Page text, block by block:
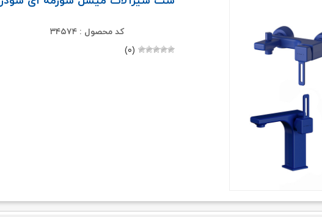
کد محصول : ۳۴۵۷۴
(۰)